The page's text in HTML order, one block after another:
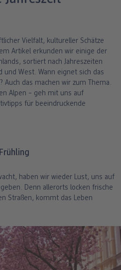
mit Standfuß
Bilder
im Direktversand
Vielfalt, kultureller Schätze
Artikel erkunden wir einige der
sortiert nach Jahreszeiten
West. Wann eignet sich das
Auch das machen wir zum Thema.
Alpen – geh mit uns auf
für beeindruckende
haben wir wieder Lust, uns auf
Denn allerorts locken frische
Straßen, kommt das Leben